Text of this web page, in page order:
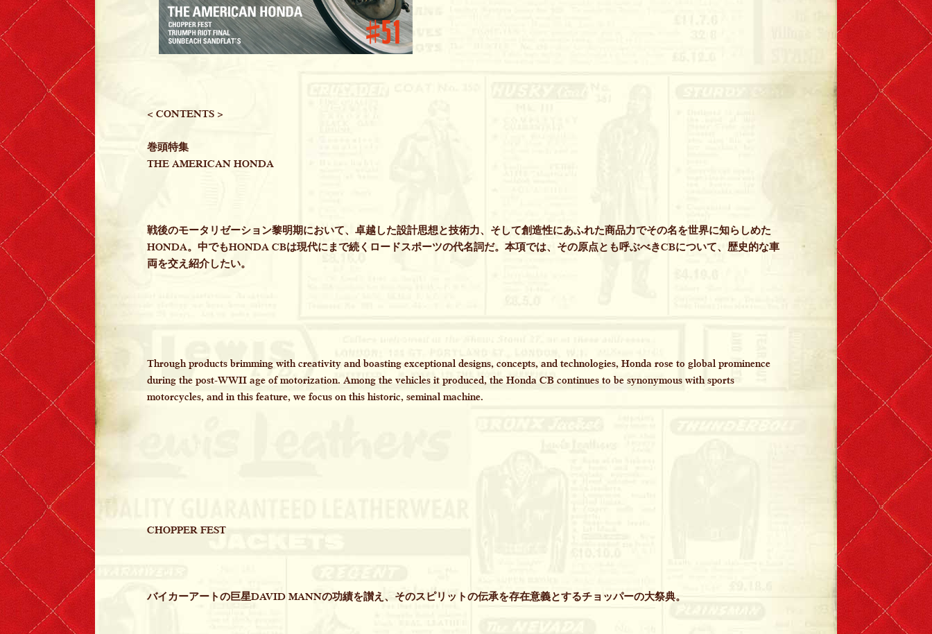
< CONTENTS >
巻頭特集
THE AMERICAN HONDA
戦後のモータリゼーション黎明期において、卓越した設計思想と技術力、そして創造性にあふれた商品力でその名を世界に知らしめた
HONDA。中でもHONDA CBは現代にまで続くロードスポーツの代名詞だ。本項では、その原点とも呼ぶべきCBについて、歴史的な車
両を交え紹介したい。
Through products brimming with creativity and boasting exceptional designs, concepts, and technologies, Honda rose to global prominence
during the post-WWII age of motorization. Among the vehicles it produced, the Honda CB continues to be synonymous with sports
motorcycles, and in this feature, we focus on this historic, seminal machine.
CHOPPER FEST
バイカーアートの巨星DAVID MANNの功績を讃え、そのスピリットの伝承を存在意義とするチョッパーの大祭典。